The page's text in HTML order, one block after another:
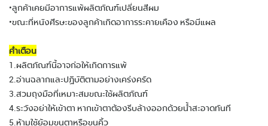
•ลูกค้าเคยมีอาการแพ้ผลิตภัณฑ์เปลี่ยนสีผม
•ขณะที่หนังศีรษะของลูกค้าเกิดอาการระคายเคือง หรือมีแผล
คำเตือน
1.ผลิตภัณฑ์นี้อาจก่อให้เกิดการแพ้
2.อ่านฉลากและปฏิบัติตามอย่างเคร่งครัด
3.สวมถุงมือที่เหมาะสมขณะใช้ผลิตภัณฑ์
4.ระวังอย่าให้เข้าตา หากเข้าตาต้องรีบล้างออกด้วยน้ำสะอาดทันที
5.ห้ามใช้ย้อมขนตาหรือขนคิ้ว